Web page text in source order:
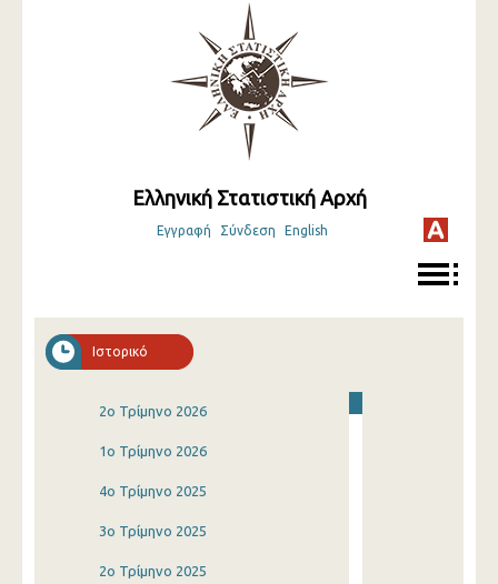
Ελληνική Στατιστική Αρχή
Εγγραφή Σύνδεση English
Ιστορικό
2o Τρίμηνο 2026
1o Τρίμηνο 2026
4o Τρίμηνο 2025
3o Τρίμηνο 2025
2o Τρίμηνο 2025